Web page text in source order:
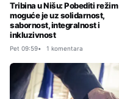
Tribina u Nišu: Pobediti režim
moguće je uz solidarnost,
sabornost, integralnost i
inkluzivnost
Pet 09:59 1 komentara